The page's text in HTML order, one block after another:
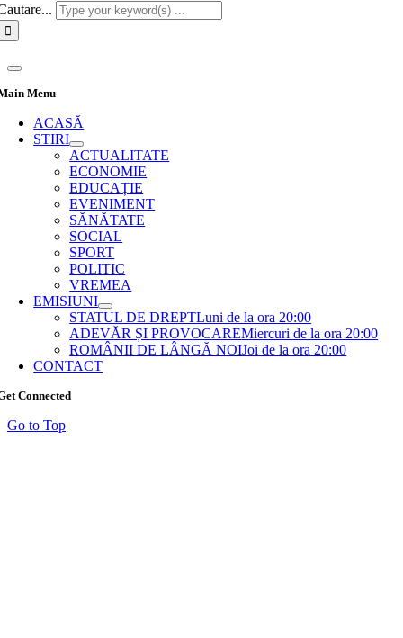
Menu
ACASĂ
STIRI
ACTUALITATE
ECONOMIE
EDUCAȚIE
EVENIMENT
SĂNĂTATE
SOCIAL
SPORT
POLITIC
VREMEA
EMISIUNI
STATUL DE DREPTLuni de la ora 20:00
ADEVĂR ȘI PROVOCAREMiercuri de la ora 20:00
ROMÂNII DE LÂNGĂ NOIJoi de la ora 20:00
CONTACT
Connected
Go to Top